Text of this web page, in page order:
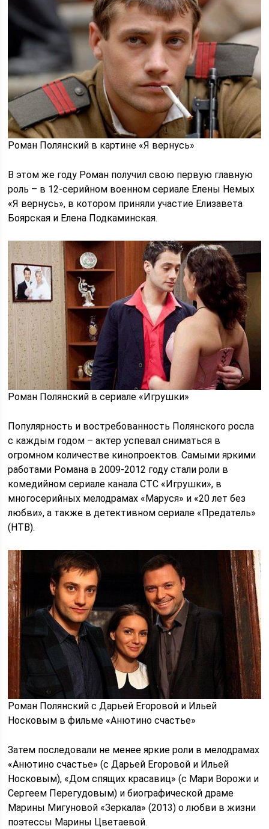
Роман Полянский в картине «Я вернусь»
В этом же году Роман получил свою первую главную
роль – в 12-серийном военном сериале Елены Немых
«Я вернусь», в котором приняли участие Елизавета
Боярская и Елена Подкаминская.
Роман Полянский в сериале «Игрушки»
Популярность и востребованность Полянского росла
с каждым годом – актер успевал сниматься в
огромном количестве кинопроектов. Самыми яркими
работами Романа в 2009-2012 году стали роли в
комедийном сериале канала СТС «Игрушки», в
многосерийных мелодрамах «Маруся» и «20 лет без
любви», а также в детективном сериале «Предатель»
(НТВ).
Роман Полянский с Дарьей Егоровой и Ильей
Носковым в фильме «Анютино счастье»
Затем последовали не менее яркие роли в мелодрамах
«Анютино счастье» (с Дарьей Егоровой и Ильей
Носковым), «Дом спящих красавиц» (с Мари Ворожи и
Сергеем Перегудовым) и биографической драме
Марины Мигуновой «Зеркала» (2013) о любви в жизни
поэтессы Марины Цветаевой.